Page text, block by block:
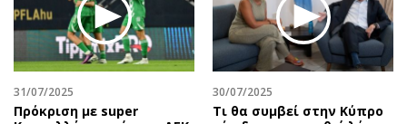
31/07/2025
Πρόκριση με super
30/07/2025
Τι θα συμβεί στην Κύπρο